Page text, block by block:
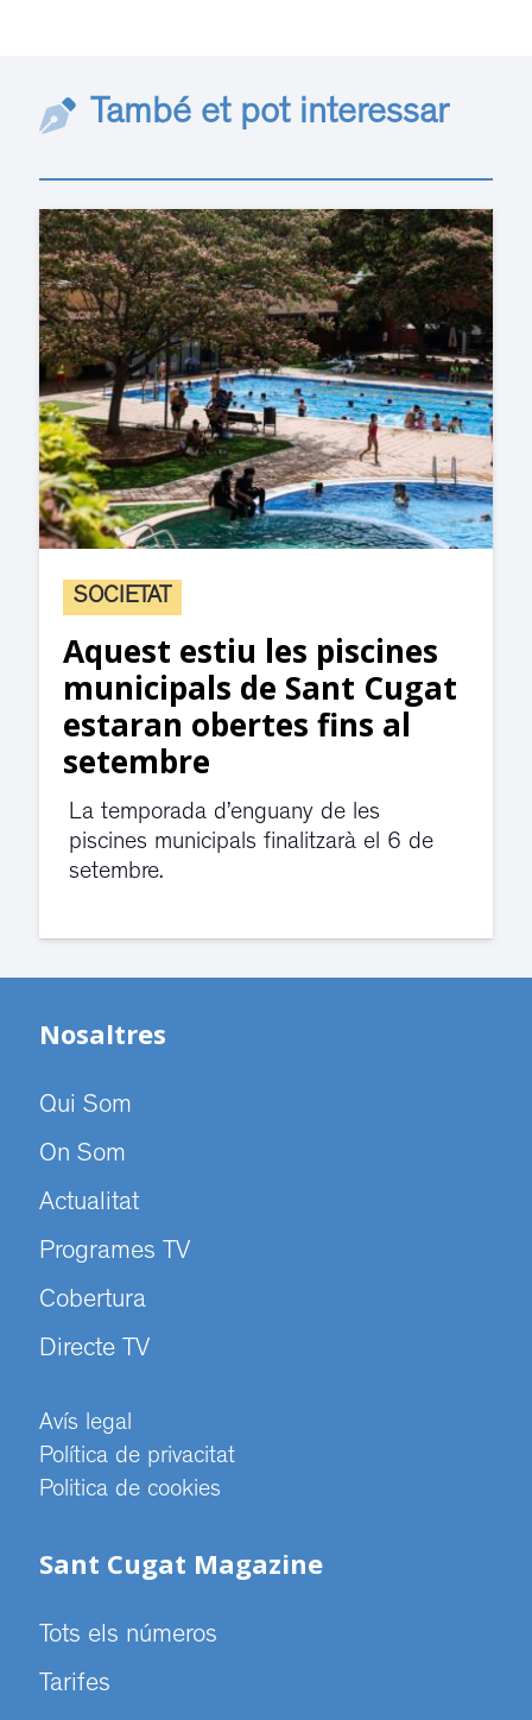
També et pot interessar
SOCIETAT
Aquest estiu les piscines
municipals de Sant Cugat
estaran obertes fins al
setembre
La temporada d’enguany de les
piscines municipals finalitzarà el 6 de
setembre.
Nosaltres
Qui Som
On Som
Actualitat
Programes TV
Cobertura
Directe TV
Avís legal
Política de privacitat
Politica de cookies
Sant Cugat Magazine
Tots els números
Tarifes